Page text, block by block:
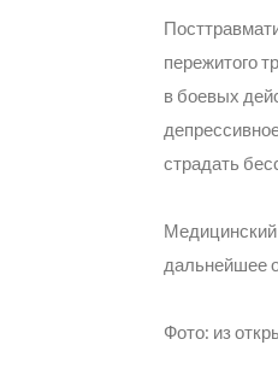
пережитого
в боевых
страдать
Медицинский
дальнейшее
Фото: из